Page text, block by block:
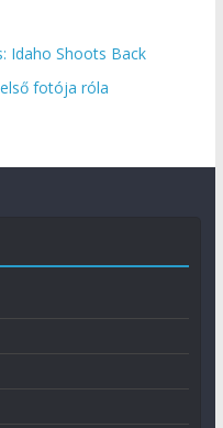
Idaho Shoots Back
fotója róla